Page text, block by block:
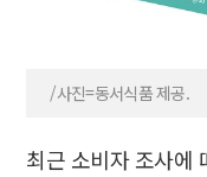
/사진=동서식품 제공.
최근 소비자 조사에